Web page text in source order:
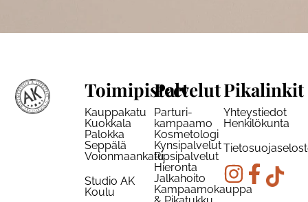
Toimipisteet
Kauppakatu
Kuokkala
Palokka
Seppälä
Voionmaankatu
Studio AK
Koulu
Palvelut
Parturi-
kampaamo
Kosmetologi
Kynsipalvelut
Ripsipalvelut
Hieronta
Jalkahoito
Kampaamokauppa
Pikalinkit
Yhteystiedot
Henkilökunta